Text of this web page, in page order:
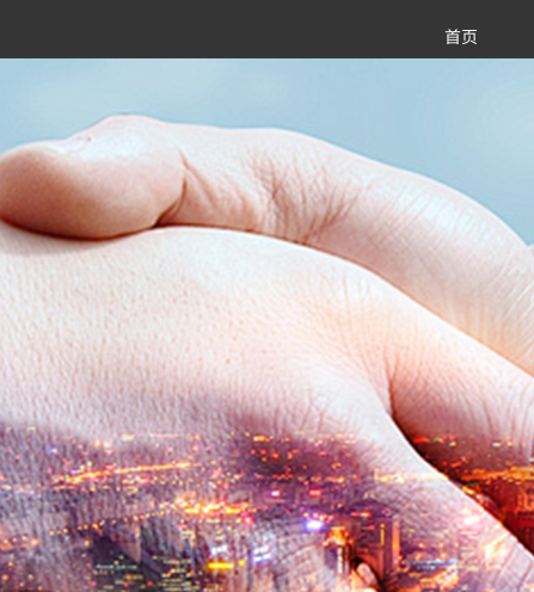
首页